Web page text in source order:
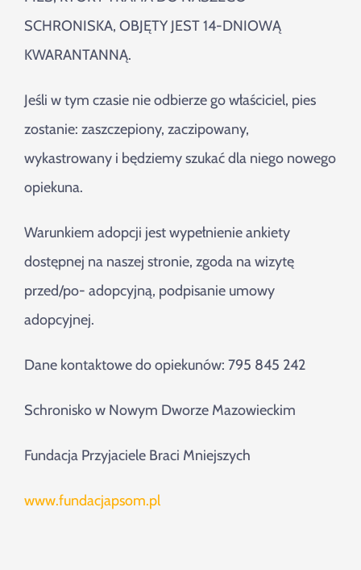
SCHRONISKA, OBJĘTY JEST 14-DNIOWĄ
KWARANTANNĄ.
Jeśli w tym czasie nie odbierze go właściciel, pies
zostanie: zaszczepiony, zaczipowany,
wykastrowany i będziemy szukać dla niego nowego
opiekuna.
Warunkiem adopcji jest wypełnienie ankiety
dostępnej na naszej stronie, zgoda na wizytę
przed/po- adopcyjną, podpisanie umowy
adopcyjnej.
Dane kontaktowe do opiekunów: 795 845 242
Schronisko w Nowym Dworze Mazowieckim
Fundacja Przyjaciele Braci Mniejszych
www.fundacjapsom.pl